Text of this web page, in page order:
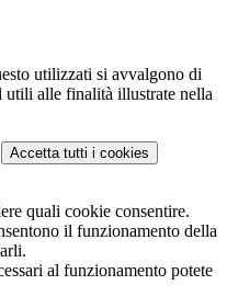
utilizzati si avvalgono di
utili alle finalità illustrate nella
Accetta tutti i cookies
quali cookie consentire.
il funzionamento della
al funzionamento potete